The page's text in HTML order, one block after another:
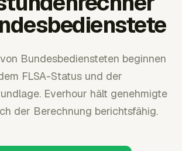
Bundesbediensteten beginnen
FLSA-Status und der
Everhour hält genehmigte
der Berechnung berichtsfähig.